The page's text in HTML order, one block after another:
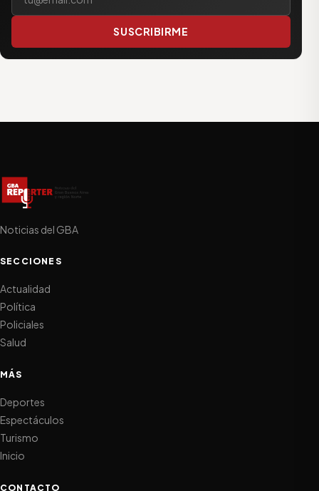
SUSCRIBIRME
Noticias del GBA
SECCIONES
Actualidad
Política
Policiales
Salud
MÁS
Deportes
Espectáculos
Turismo
Inicio
CONTACTO